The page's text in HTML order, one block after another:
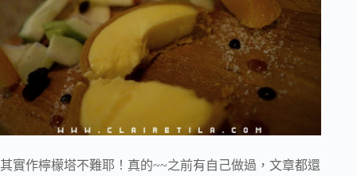
其實作檸檬塔不難耶！真的~~之前有自己做過，文章都還